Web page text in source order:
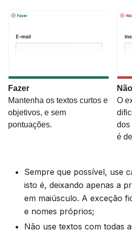
Fazer
Mantenha os textos curtos e
objetivos, e sem
pontuações.
O
dos
é
Sempre que possível, use
isto é, deixando apenas a
em maiúsculo. A exceção
e nomes próprios;
Não use textos com todas